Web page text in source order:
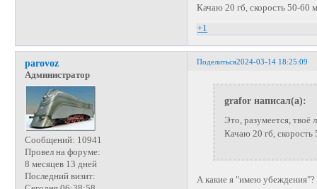
Качаю 20 гб, скорость 50-60
+1
Поделиться2024-03-14 18:25:09
parovoz
Администратор
Сообщений: 10941
Провел на форуме:
8 месяцев 13 дней
Последний визит:
grafor написал(а):
Это, разумеется, твоё
Качаю 20 гб, скорость
А какие я "имею